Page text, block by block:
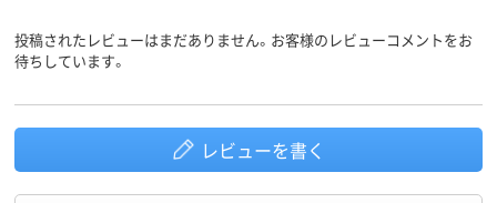
投稿されたレビューはまだありません。お客様のレビューコメントをお
待ちしています。
レビューを書く